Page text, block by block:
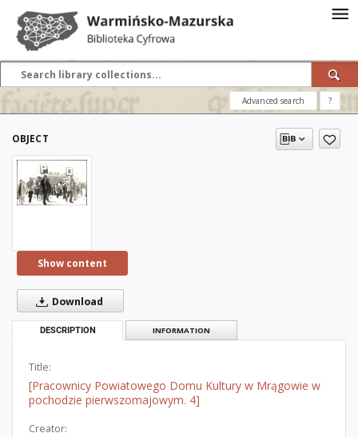
Advanced search ?
OBJECT
Show content
Download
DESCRIPTION INFORMATION
Title:
[Pracownicy Powiatowego Domu Kultury w Mrągowie w
pochodzie pierwszomajowym. 4]
Creator: